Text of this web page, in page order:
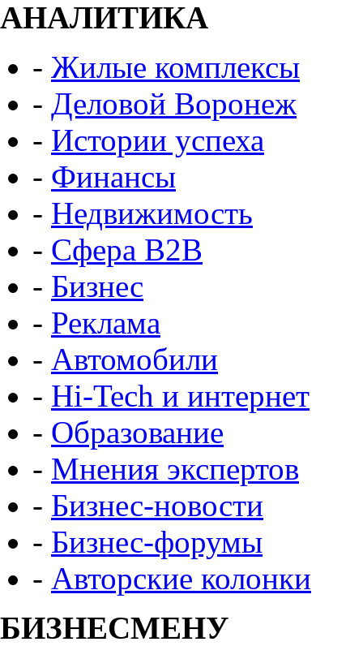
АНАЛИТИКА
- Жилые комплексы
- Деловой Воронеж
- Истории успеха
- Финансы
- Недвижимость
- Сфера B2B
- Бизнес
- Реклама
- Автомобили
- Hi-Tech и интернет
- Образование
- Мнения экспертов
- Бизнес-новости
- Бизнес-форумы
- Авторские колонки
БИЗНЕСМЕНУ